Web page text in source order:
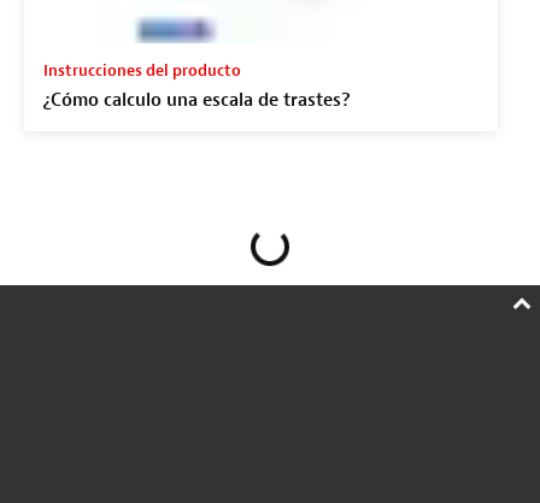
Instrucciones del producto
¿Cómo calculo una escala de trastes?